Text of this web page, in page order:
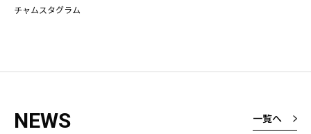
チャムスタグラム
NEWS 一覧へ